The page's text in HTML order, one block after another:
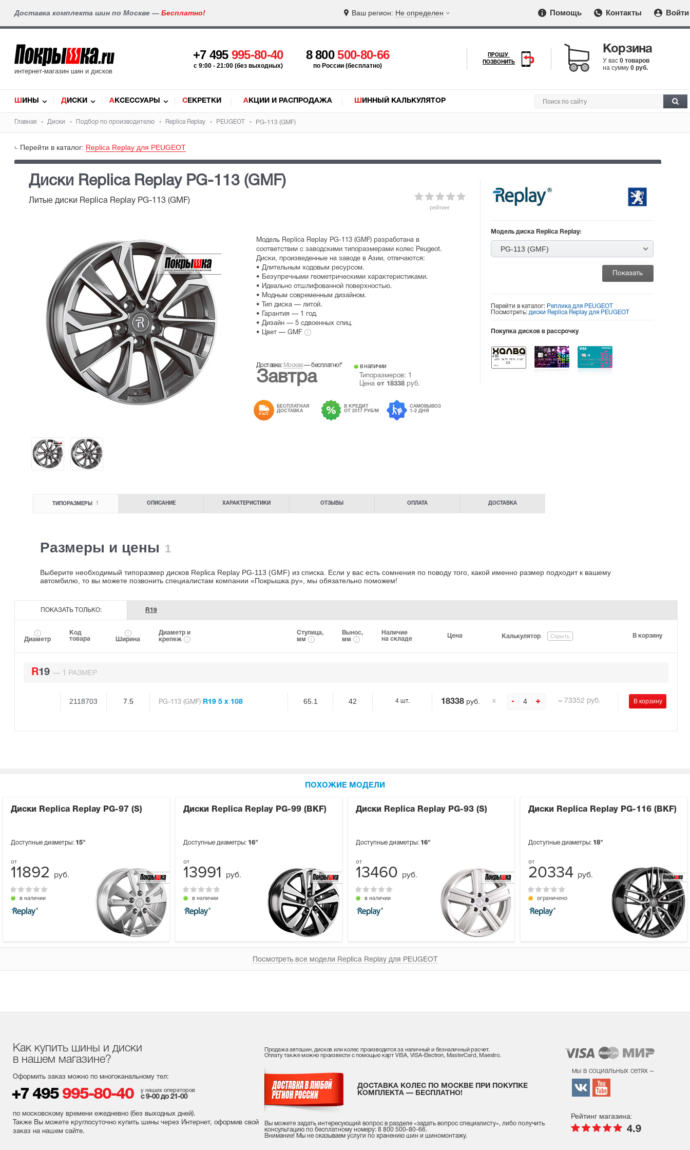
Доставка комплекта шин по Москве — Бесплатно! Ваш регион: Не определен Помощь Контакты Войти
интернет-магазин шин и дисков
+7 495 995-80-40
c 9:00 - 21:00 (без выходных)
8 800500-80-66
по России (бесплатно)
ПРОШУ
ПОЗВОНИТЬ
Корзина
У вас 0 товаров
на сумму 0 руб.
ШИНЫ ДИСКИ АКСЕССУАРЫ СЕКРЕТКИ АКЦИИ И РАСПРОДАЖА ШИННЫЙ КАЛЬКУЛЯТОР
Главная Диски Подбор по производителю Replica Replay PEUGEOT PG-113 (GMF)
Перейти в каталог: Replica Replay для PEUGEOT
Диски Replica Replay PG-113 (GMF)
Литые диски Replica Replay PG-113 (GMF)
рейтинг
Модель Replica Replay PG-113 (GMF) разработана в
соответствии с заводскими типоразмерами колес Peugeot.
Диски, произведенные на заводе в Азии, отличаются:
• Длительным ходовым ресурсом.
• Безупречными геометрическими характеристиками.
• Идеально отшлифованной поверхностью.
• Модным современным дизайном.
• Тип диска — литой.
• Гарантия — 1 год.
• Дизайн — 5 сдвоенных спиц.
• Цвет — GMF
Доставка: Москва—бесплатно!*
Завтра
в наличии
Типоразмеров: 1
Цена от 18338руб.
4 ШТ.
БЕСПЛАТНАЯ
ДОСТАВКА
В КРЕДИТ
ОТ 2017 РУБ/М
САМОВЫВОЗ
1-2 ДНЯ
Модель диска Replica Replay:
PG-113 (GMF)
Перейти в каталог: Реплика для PEUGEOT
Посмотреть: диски Replica Replay для PEUGEOT
Покупка дисков в рассрочку
ТИПОРАЗМЕРЫ 1 ОПИСАНИЕ ХАРАКТЕРИСТИКИ ОТЗЫВЫ ОПЛАТА ДОСТАВКА
Размеры и цены 1
Выберите необходимый типоразмер дисков Replica Replay PG-113 (GMF) из списка. Если у вас есть сомнения по поводу того, какой именно размер подходит к вашему
автомбилю, то вы можете позвонить специалистам компании «Покрышка.ру», мы обязательно поможем!
ПОКАЗАТЬ ТОЛЬКО: R19
Диаметр
Код
товара
Ширина
Диаметр и
крепеж
Ступица,
мм
Вынос,
мм
Наличие
на складе
Цена Калькулятор Скрыть В корзину
R19 — 1 РАЗМЕР
2118703 7.5 PG-113 (GMF) R19 5 x 108 65.1 42 4 шт. 18338 руб. х 4 = 73352 руб.
ПОХОЖИЕ МОДЕЛИ
Диски Replica Replay PG-97 (S)
Доступные диаметры: 15"
11892 руб.
в наличии
Диски Replica Replay PG-99 (BKF)
Доступные диаметры: 16"
13991 руб.
в наличии
Диски Replica Replay PG-93 (S)
Доступные диаметры: 16"
13460 руб.
в наличии
Диски Replica Replay PG-116 (BKF)
Доступные диаметры: 18"
20334 руб.
ограничено
Посмотреть все модели Replica Replay для PEUGEOT
Как купить шины и диски
в нашем магазине?
Оформить заказ можно по многоканальному тел:
+7 495 995-80-40 у наших операторов
с 9-00 до 21-00
по московскому времени ежедневно (без выходных дней).
Также Вы можете круглосуточно купить шины через Интернет, оформив свой
заказ на нашем сайте.
Продажа автошин, дисков или колес производится за наличный и безналичный расчет.
Оплату также можно произвести с помощью карт VISA, VISA-Electron, MasterCard, Maestro.
ДОСТАВКА КОЛЕС ПО МОСКВЕ ПРИ ПОКУПКЕ
КОМПЛЕКТА — БЕСПЛАТНО!
Вы можете задать интересующий вопрос в разделе «задать вопрос специалисту», либо получить
консультацию по бесплатному номеру: 8 800 500-80-66.
Внимание! Мы не оказываем услуги по хранению шин и шиномонтажу.
мы в социальных сетях –
Рейтинг магазина:
4.9